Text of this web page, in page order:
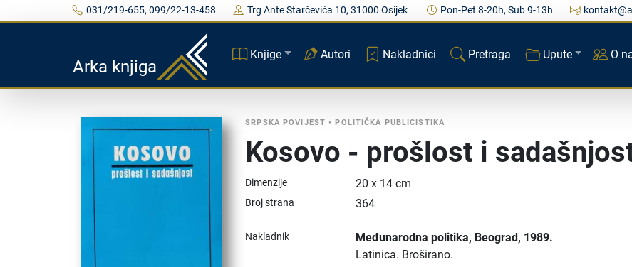
031/219-655, 099/22-13-458 Trg Ante Starčevića 10, 31000 Osijek Pon-Pet 8-20h, Sub 9-13h
Arka knjiga
Knjige Autori Nakladnici Pretraga Upute O
SRPSKA POVIJEST •POLITIČKA PUBLICISTIKA
Kosovo - prošlost i
Dimenzije 20 x 14 cm
Broj strana 364
Nakladnik Međunarodna politika, Beograd, 1989.
Latinica. Broširano.